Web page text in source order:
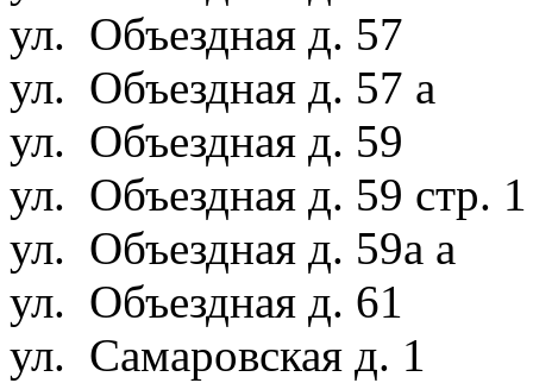
ул. Объездная д. 57
ул. Объездная д. 57 а
ул. Объездная д. 59
ул. Объездная д. 59 стр.
ул. Объездная д. 59а а
ул. Объездная д. 61
ул. Самаровская д. 1